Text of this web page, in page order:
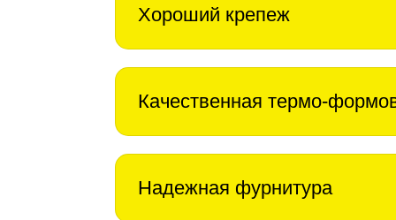
Хороший крепеж
Качественная термо-
Надежная фурнитура